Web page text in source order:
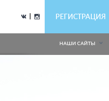
РЕГИСТРАЦИЯ
НАШИ САЙТЫ